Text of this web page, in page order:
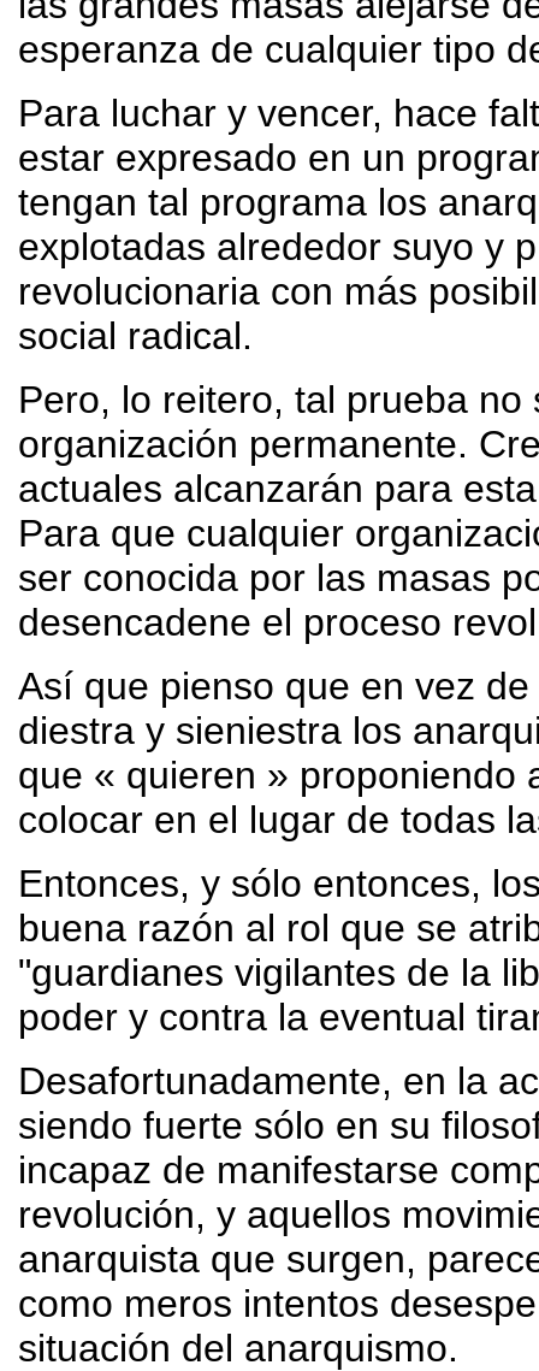
esperanza de cualquier tipo
Para luchar y vencer, hace
estar expresado en un
tengan tal programa los
explotadas alrededor suyo y
revolucionaria con más
social radical.
Pero, lo reitero, tal prueba
organización permanente.
actuales alcanzarán para
Para que cualquier
ser conocida por las masas
desencadene el proceso
Así que pienso que en vez
diestra y sieniestra los
que « quieren » proponiendo
colocar en el lugar de todas
Entonces, y sólo entonces,
buena razón al rol que se
"guardianes vigilantes de la
poder y contra la eventual
Desafortunadamente, en la
siendo fuerte sólo en su
incapaz de manifestarse
revolución, y aquellos
anarquista que surgen,
como meros intentos
situación del anarquismo.